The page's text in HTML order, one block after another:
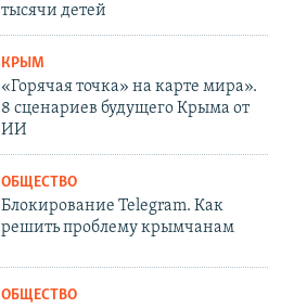
тысячи детей
КРЫМ
«Горячая точка» на карте мира».
8 сценариев будущего Крыма от
ИИ
ОБЩЕСТВО
Блокирование Telegram. Как
решить проблему крымчанам
ОБЩЕСТВО